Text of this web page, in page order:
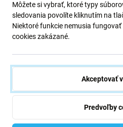
Pre každú opravu ponúkame
náhradné diely.
Najbližšie
Bratislava
Servisná
Môžete si vybrať, ktoré typy
sledovania povolíte kliknutím na
Niektoré funkcie nemusia
cookies zakázané.
Akceptovať
Predvoľby